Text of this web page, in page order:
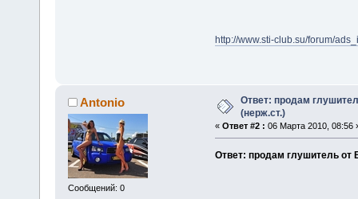
http://www.sti-club.su/forum/
Antonio
Сообщений: 0
Ответ: продам
(нерж.ст.)
« Ответ #2 : 06 Марта 2010, 08:56
Ответ: продам глушитель от